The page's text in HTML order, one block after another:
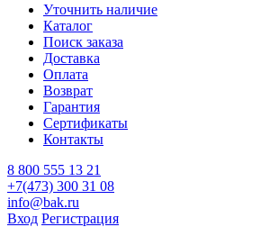
Уточнить наличие
Каталог
Поиск заказа
Доставка
Оплата
Возврат
Гарантия
Сертификаты
Контакты
8 800 555 13 21
+7(473) 300 31 08
info@bak.ru
Вход Регистрация